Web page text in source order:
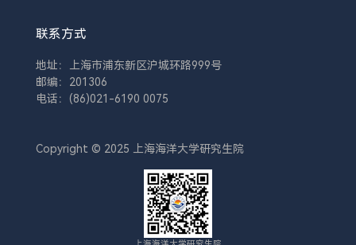
联系方式
地址：上海市浦东新区沪城环路999号
邮编：201306
电话：(86)021-6190 0075
Copyright © 2025 上海海洋大学研究生院